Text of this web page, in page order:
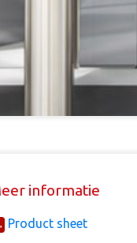
informatie
Product sheet